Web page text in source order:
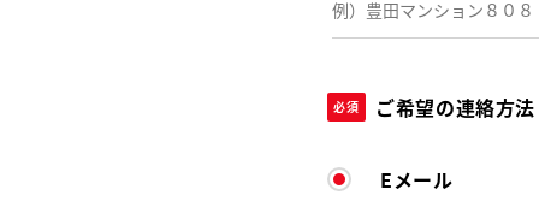
必須 ご希望の連絡方法
Eメール